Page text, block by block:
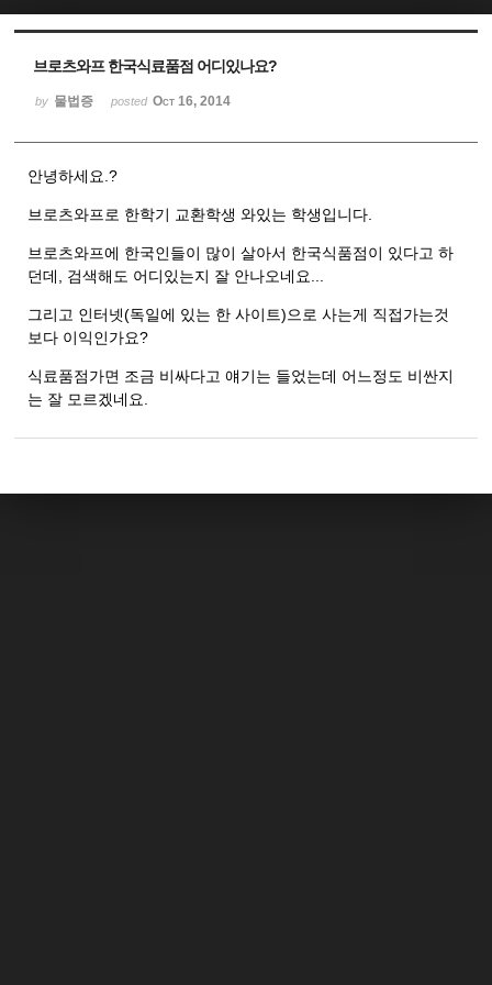
브로츠와프 한국식료품점 어디있나요?
by 물법증 posted Oct 16, 2014
안녕하세요.?
브로츠와프로 한학기 교환학생 와있는 학생입니다.
브로츠와프에 한국인들이 많이 살아서 한국식품점이 있다고 하
던데, 검색해도 어디있는지 잘 안나오네요...
그리고 인터넷(독일에 있는 한 사이트)으로 사는게 직접가는것
보다 이익인가요?
식료품점가면 조금 비싸다고 얘기는 들었는데 어느정도 비싼지
는 잘 모르겠네요.
Sketchbook5, 스케치북5